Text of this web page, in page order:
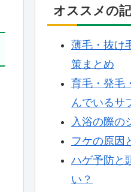
オススメの
薄毛・抜け
策まとめ
育毛・発毛
んでいるサ
入浴の際の
フケの原因
ハゲ予防と
い？